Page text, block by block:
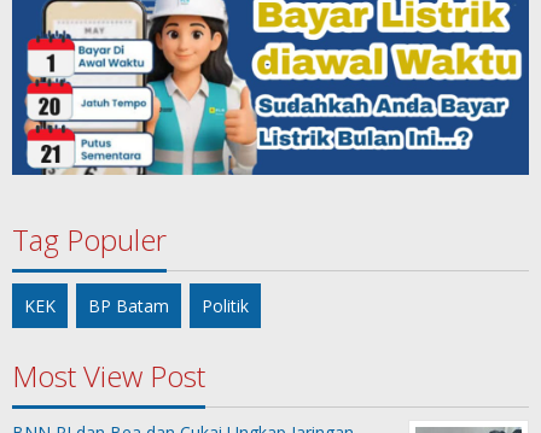
Tag Populer
KEK BP Batam Politik
Most View Post